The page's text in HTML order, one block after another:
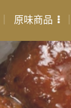
原味商品